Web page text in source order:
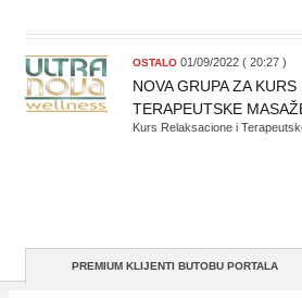
OSTALO 01/09/2022 ( 20:27 )
NOVA GRUPA ZA
TERAPEUTSKE
Kurs Relaksacione i
PREMIUM KLIJENTI BUTOBU PORTALA